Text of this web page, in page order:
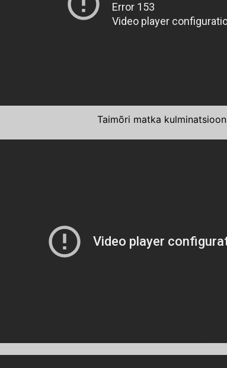
Taimõri matka kulminatsioon